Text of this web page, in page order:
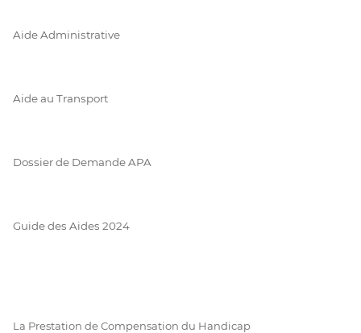
Aide Administrative
Aide au Transport
Dossier de Demande APA
Guide des Aides 2024
La Prestation de Compensation du Handicap